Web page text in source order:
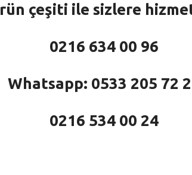
çeşiti ile sizlere
0216 634 00 96
Whatsapp: 0533 205 72
0216 534 00 24